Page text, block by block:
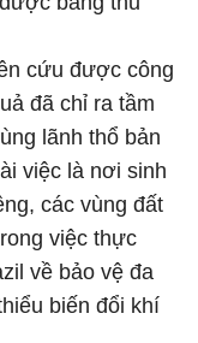
cứu được công
đã chỉ ra tầm
lãnh thổ bản
việc là nơi sinh
các vùng đất
việc thực
về bảo vệ đa
biến đổi khí